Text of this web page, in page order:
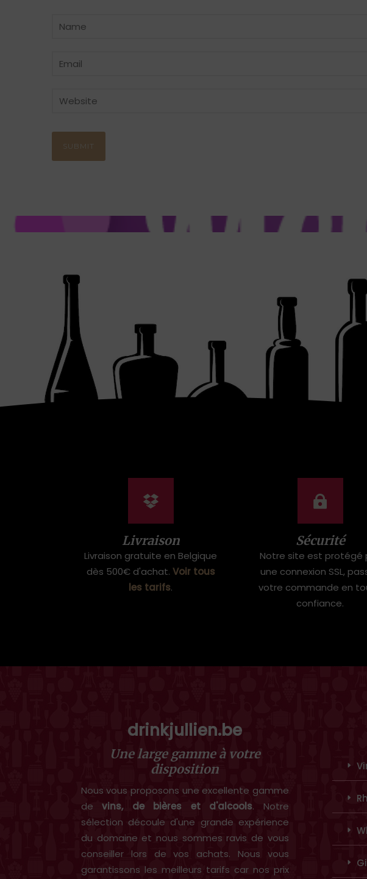
Livraison
Livraison gratuite en Belgique
dès 500€ d'achat. Voir tous
les tarifs.
Sécurité
Notre site est protégé
une connexion SSL,
votre commande en
confiance.
drinkjullien.be
Une large gamme à votre
disposition
Nous vous proposons une excellente gamme
devins, de bières et d'alcools. Notre
sélection découle d'une grande expérience
du domaine et nous sommes ravis de vous
conseiller lors de vos achats. Nous vous
garantissons les meilleurs tarifs car nos prix